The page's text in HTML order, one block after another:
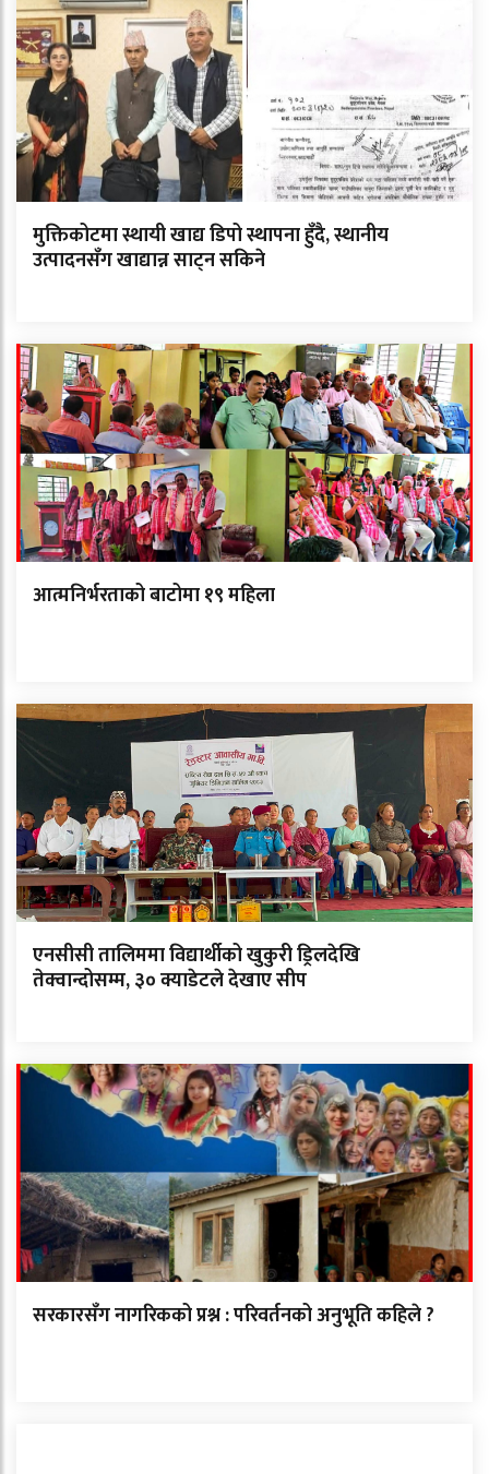
मुक्तिकोटमा स्थायी खाद्य डिपो स्थापना हुँदै, स्थानीय
उत्पादनसँग खाद्यान्न साट्न सकिने
आत्मनिर्भरताको बाटोमा १९ महिला
एनसीसी तालिममा विद्यार्थीको खुकुरी ड्रिलदेखि
तेक्वान्दोसम्म, ३० क्याडेटले देखाए सीप
सरकारसँग नागरिकको प्रश्न : परिवर्तनको अनुभूति कहिले ?